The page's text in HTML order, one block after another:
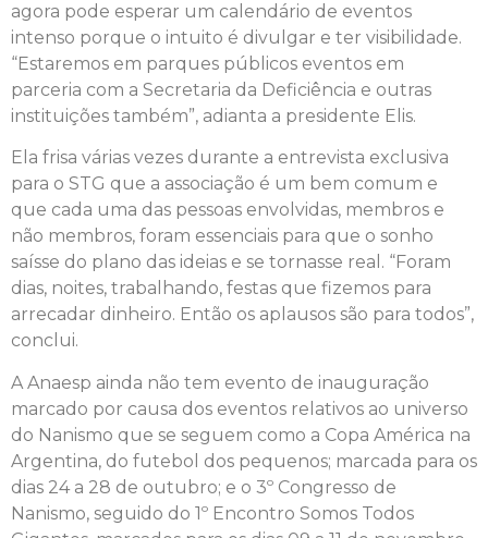
agora pode esperar um calendário de eventos
intenso porque o intuito é divulgar e ter visibilidade.
“Estaremos em parques públicos eventos em
parceria com a Secretaria da Deficiência e outras
instituições também”, adianta a presidente Elis.
Ela frisa várias vezes durante a entrevista exclusiva
para o STG que a associação é um bem comum e
que cada uma das pessoas envolvidas, membros e
não membros, foram essenciais para que o sonho
saísse do plano das ideias e se tornasse real. “Foram
dias, noites, trabalhando, festas que fizemos para
arrecadar dinheiro. Então os aplausos são para todos”,
conclui.
A Anaesp ainda não tem evento de inauguração
marcado por causa dos eventos relativos ao universo
do Nanismo que se seguem como a Copa América na
Argentina, do futebol dos pequenos; marcada para os
dias 24 a 28 de outubro; e o 3º Congresso de
Nanismo, seguido do 1º Encontro Somos Todos